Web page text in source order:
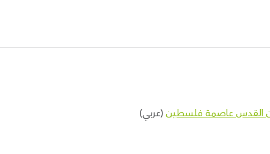
أن القدس عاصمة فلسطين(عربي)